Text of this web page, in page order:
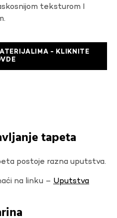
teksturom I
- KLIKNITE
tapeta
postoje razna uputstva.
na linku – Uputstva